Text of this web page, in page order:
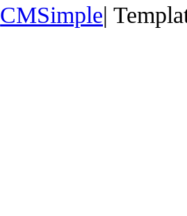
CMSimple|